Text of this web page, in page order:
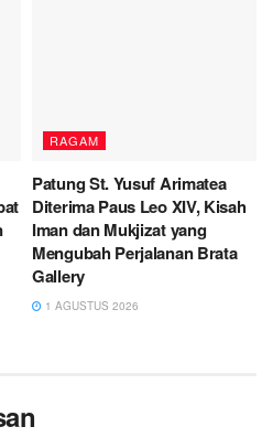
RAGAM
Patung St. Yusuf Arimatea
Diterima Paus Leo XIV, Kisah
Iman dan Mukjizat yang
Mengubah Perjalanan Brata
Gallery
1 AGUSTUS 2026